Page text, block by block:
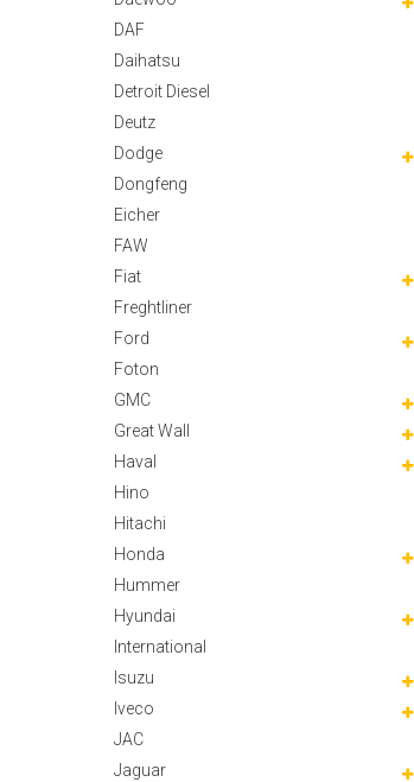
DAF
Daihatsu
Detroit Diesel
Deutz
Dodge
Dongfeng
Eicher
FAW
Fiat
Freghtliner
Ford
Foton
GMC
Great Wall
Haval
Hino
Hitachi
Honda
Hummer
Hyundai
International
Isuzu
Iveco
JAC
Jaguar